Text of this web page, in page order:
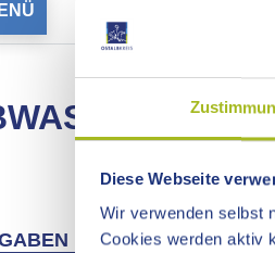
Diese Webseite
Wir verwenden selbst
Cookies werden aktiv